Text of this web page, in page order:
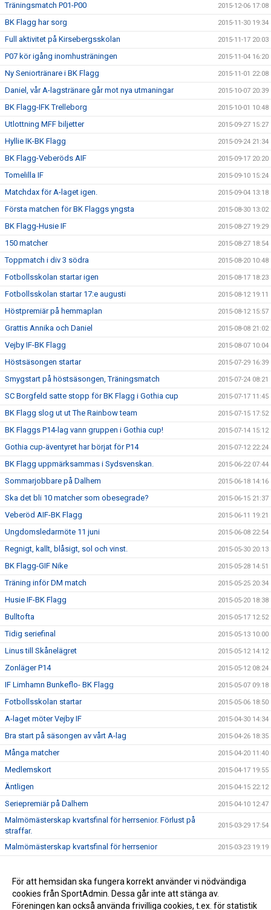
Träningsmatch P01-P00 2015-12-06 17:08
BK Flagg har sorg 2015-11-30 19:34
Full aktivitet på Kirsebergsskolan 2015-11-17 20:03
P07 kör igång inomhusträningen 2015-11-04 16:20
Ny Seniortränare i BK Flagg 2015-11-01 22:08
Daniel, vår A-lagstränare går mot nya utmaningar 2015-10-07 20:39
BK Flagg-IFK Trelleborg 2015-10-01 10:48
Utlottning MFF biljetter 2015-09-27 15:27
Hyllie IK-BK Flagg 2015-09-24 21:34
BK Flagg-Veberöds AIF 2015-09-17 20:20
Tomelilla IF 2015-09-10 15:24
Matchdax för A-laget igen. 2015-09-04 13:18
Första matchen för BK Flaggs yngsta 2015-08-30 13:02
BK Flagg-Husie IF 2015-08-27 19:29
150 matcher 2015-08-27 18:54
Toppmatch i div 3 södra 2015-08-20 10:48
Fotbollsskolan startar igen 2015-08-17 18:23
Fotbollsskolan startar 17:e augusti 2015-08-12 19:11
Höstpremiär på hemmaplan 2015-08-12 15:57
Grattis Annika och Daniel 2015-08-08 21:02
Vejby IF-BK Flagg 2015-08-07 10:04
Höstsäsongen startar 2015-07-29 16:39
Smygstart på höstsäsongen, Träningsmatch 2015-07-24 08:21
SC Borgfeld satte stopp för BK Flagg i Gothia cup 2015-07-17 11:45
BK Flagg slog ut ut The Rainbow team 2015-07-15 17:52
BK Flaggs P14-lag vann gruppen i Gothia cup! 2015-07-14 15:12
Gothia cup-äventyret har börjat för P14 2015-07-12 22:24
BK Flagg uppmärksammas i Sydsvenskan. 2015-06-22 07:44
Sommarjobbare på Dalhem 2015-06-18 14:16
Ska det bli 10 matcher som obesegrade? 2015-06-15 21:37
Veberöd AIF-BK Flagg 2015-06-11 19:21
Ungdomsledarmöte 11 juni 2015-06-08 22:54
Regnigt, kallt, blåsigt, sol och vinst. 2015-05-30 20:13
BK Flagg-GIF Nike 2015-05-28 14:51
Träning inför DM match 2015-05-25 20:34
Husie IF-BK Flagg 2015-05-20 18:38
Bulltofta 2015-05-17 12:52
Tidig seriefinal 2015-05-13 10:00
Linus till Skånelägret 2015-05-12 14:12
Zonläger P14 2015-05-12 08:24
IF Limhamn Bunkeflo- BK Flagg 2015-05-07 09:18
Fotbollsskolan startar 2015-05-06 18:50
A-laget möter Vejby IF 2015-04-30 14:34
Bra start på säsongen av vårt A-lag 2015-04-26 18:35
Många matcher 2015-04-20 11:40
Medlemskort 2015-04-17 19:55
Äntligen 2015-04-15 22:12
Seriepremiär på Dalhem 2015-04-10 12:47
Malmömästerskap kvartsfinal för herrsenior. Förlust på
straffar.
2015-03-29 17:54
Malmömästerskap kvartsfinal för herrsenior 2015-03-23 19:19
Ny hemsida 2015-03-13 10:10
Fair Play pris 2015-02-25 09:29
För att hemsidan ska fungera korrekt använder vi nödvändiga
cookies från SportAdmin. Dessa går inte att stänga av.
Föreningen kan också använda frivilliga cookies, t.ex. för statistik